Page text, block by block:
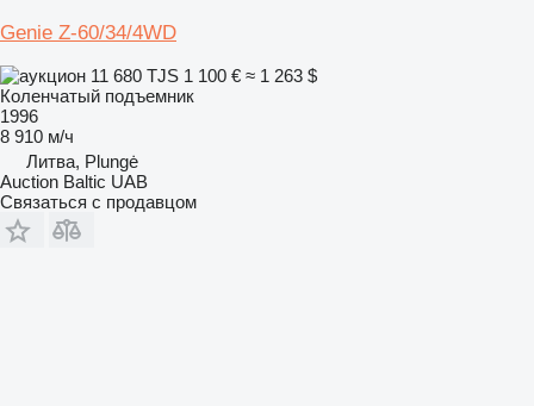
Genie Z-60/34/4WD
11 680 TJS 1 100 € ≈ 1 263 $
Коленчатый подъемник
1996
8 910 м/ч
Литва, Plungė
Auction Baltic UAB
Связаться с продавцом